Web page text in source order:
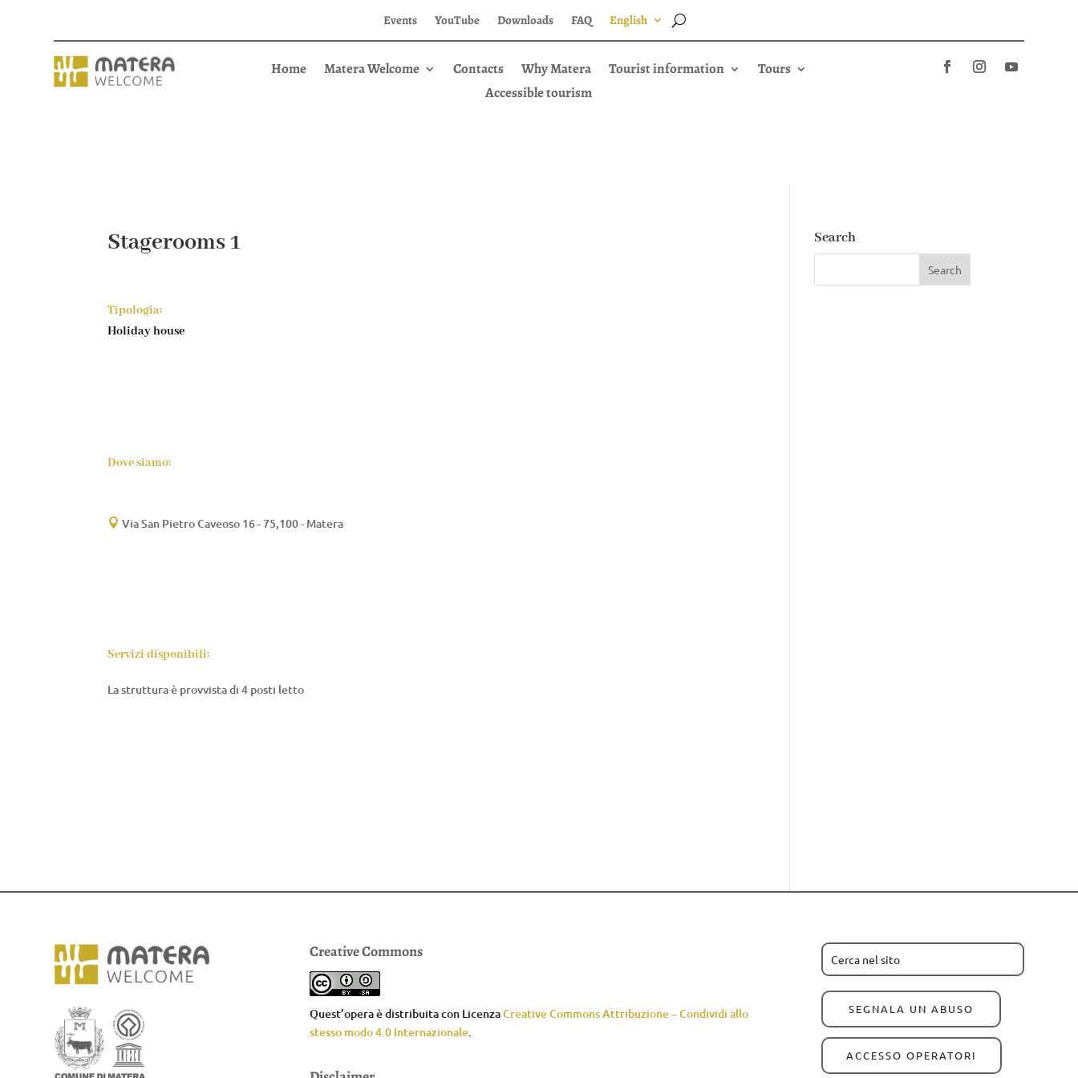
Events YouTube Downloads FAQ English
Home Matera Welcome Contacts Why Matera Tourist information
Tours
Accessible tourism
Stagerooms 1
Tipologia:
Holiday house
Dove siamo:
 Via San Pietro Caveoso 16 - 75,100 - Matera
Servizi disponibili:
La struttura è provvista di 4 posti letto
Search
Creative Commons
Quest’opera è distribuita con LicenzaCreative Commons Attribuzione – Condividi allo
stesso modo 4.0 Internazionale
SEGNALA UN ABUSO
ACCESSO OPERATORI